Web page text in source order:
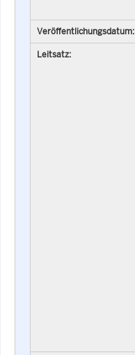
Veröffentlichungsdatum:
Leitsatz: